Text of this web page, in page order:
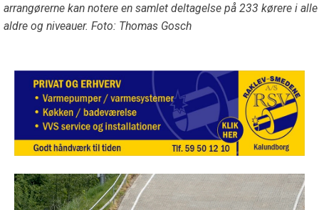
arrangørerne kan notere en samlet deltagelse på 233 kørere i alle
aldre og niveauer. Foto: Thomas Gosch